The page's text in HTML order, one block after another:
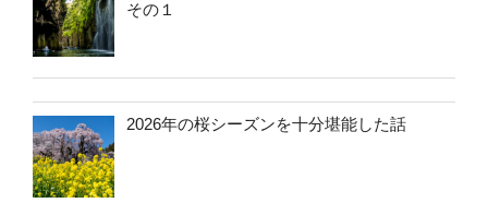
その１
2026年の桜シーズンを十分堪能した話